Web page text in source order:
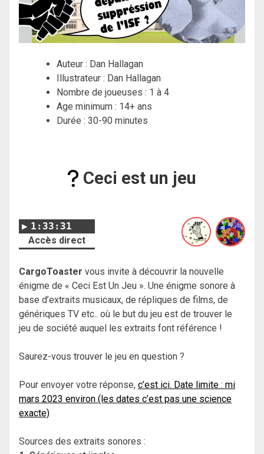
Auteur : Dan Hallagan
Illustrateur : Dan Hallagan
Nombre de joueuses : 1 à 4
Age minimum : 14+ ans
Durée : 30-90 minutes
Ceci est un jeu
1:33:31
Accès direct
CargoToaster vous invite à découvrir la nouvelle
énigme de « Ceci Est Un Jeu ». Une énigme sonore à
base d’extraits musicaux, de répliques de films, de
génériques TV etc.. où le but du jeu est de trouver le
jeu de société auquel les extraits font référence !
Saurez-vous trouver le jeu en question ?
Pour envoyer votre réponse, c’est ici. Date limite : mi
mars 2023 environ (les dates c’est pas une science
exacte)
Sources des extraits sonores :